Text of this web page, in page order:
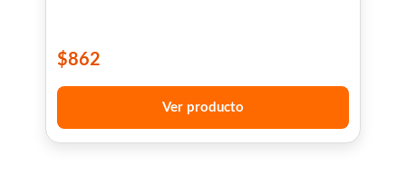
$862
Ver producto